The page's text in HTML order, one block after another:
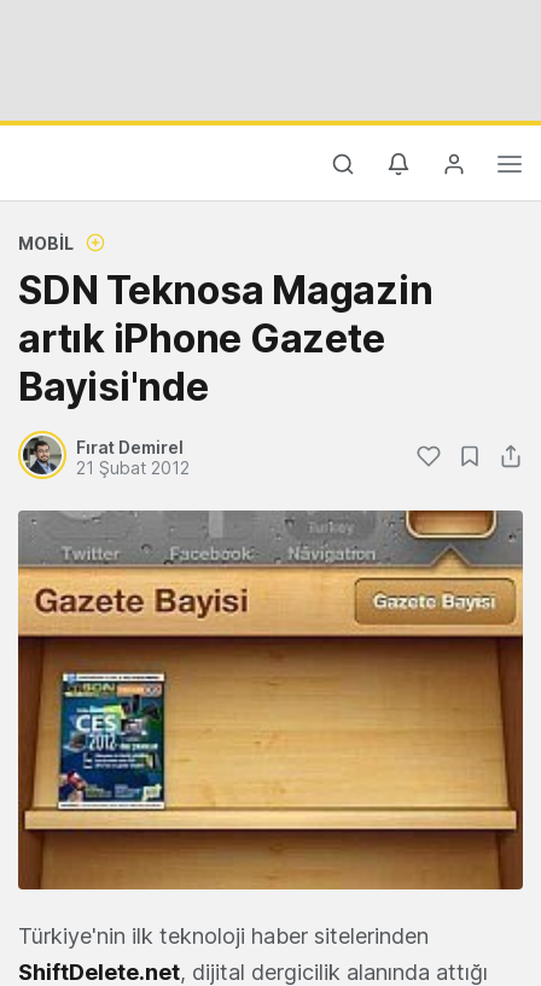
MOBIL
SDN Teknosa Magazin
artık iPhone Gazete
Bayisi'nde
Fırat Demirel
21 Şubat 2012
Türkiye'nin ilk teknoloji haber sitelerinden
ShiftDelete.net, dijital dergicilik alanında attığı